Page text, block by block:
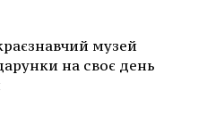
музей
на своє день